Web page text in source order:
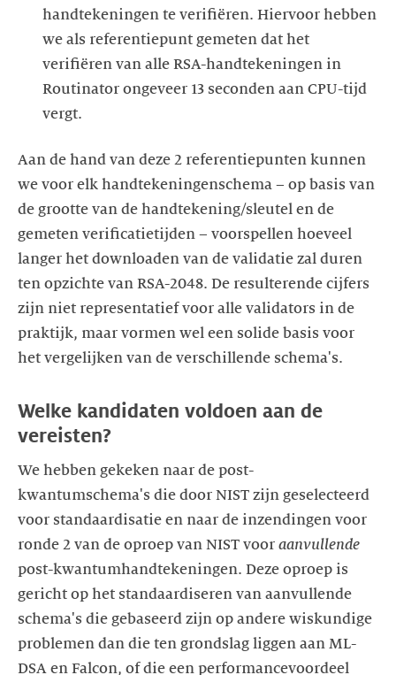
handtekeningen te verifiëren. Hiervoor hebben
we als referentiepunt gemeten dat het
verifiëren van alle RSA-handtekeningen in
Routinator ongeveer 13 seconden aan CPU-tijd
vergt.
Aan de hand van deze 2 referentiepunten kunnen
we voor elk handtekeningenschema – op basis van
de grootte van de handtekening/sleutel en de
gemeten verificatietijden – voorspellen hoeveel
langer het downloaden van de validatie zal duren
ten opzichte van RSA-2048. De resulterende cijfers
zijn niet representatief voor alle validators in de
praktijk, maar vormen wel een solide basis voor
het vergelijken van de verschillende schema's.
Welke kandidaten voldoen aan de
vereisten?
We hebben gekeken naar de post-
kwantumschema's die door NIST zijn geselecteerd
voor standaardisatie en naar de inzendingen voor
ronde 2 van de oproep van NIST voor aanvullende
post-kwantumhandtekeningen. Deze oproep is
gericht op het standaardiseren van aanvullende
schema's die gebaseerd zijn op andere wiskundige
problemen dan die ten grondslag liggen aan ML-
DSA en Falcon, of die een performancevoordeel